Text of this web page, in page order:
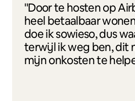
"Door te hosten op
heel betaalbaar
doe ik sowieso, dus
terwijl ik weg ben, dit
mijn onkosten te